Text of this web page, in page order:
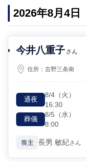
2026年8月4日
今井八重子 さん
住所：吉野三条南
通夜
8/4 （火）
16:30
葬儀
8/5 （水）
8:00
喪主 長男 敏紀さん